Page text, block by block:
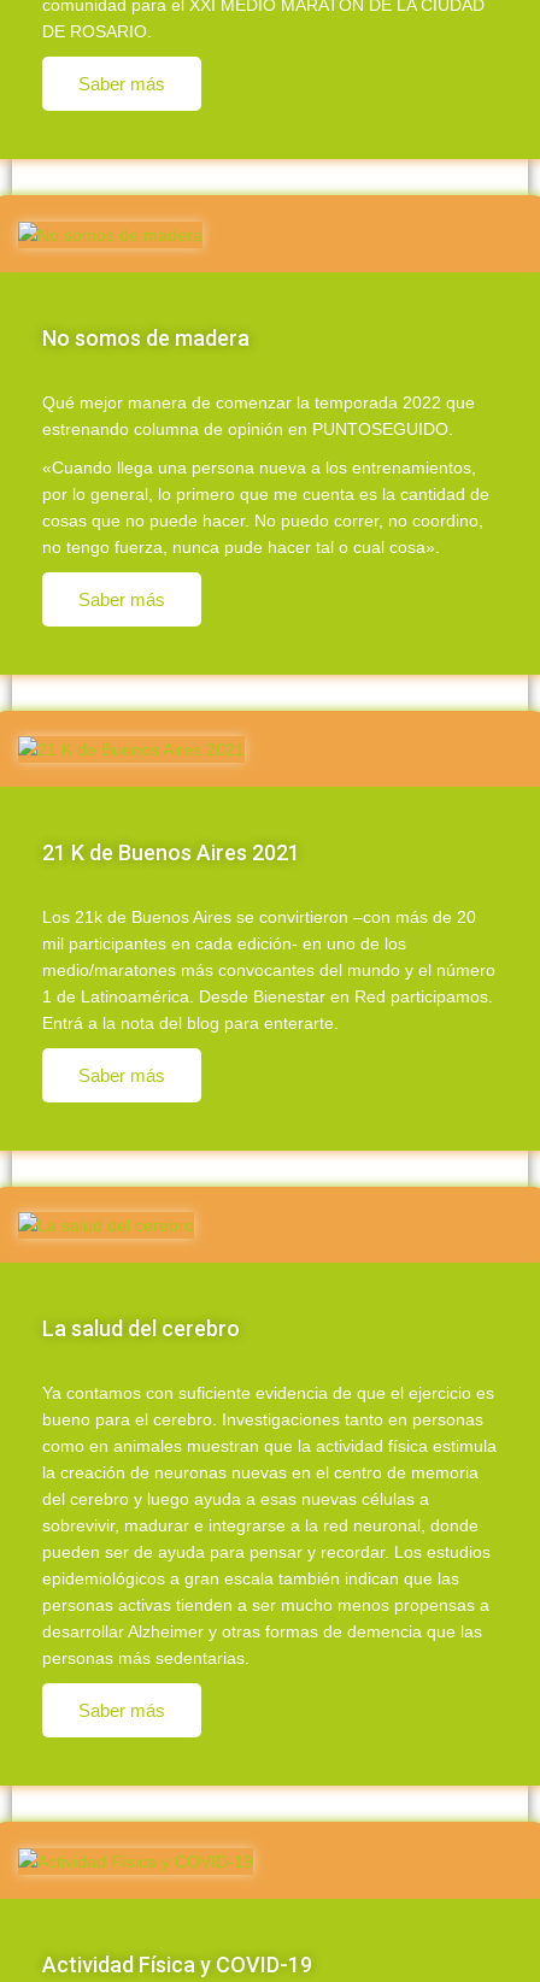
comunidad para el XXI MEDIO MARATÓN DE LA CIUDAD
DE ROSARIO.
Saber más
No somos de madera
Qué mejor manera de comenzar la temporada 2022 que
estrenando columna de opinión en PUNTOSEGUIDO.
«Cuando llega una persona nueva a los entrenamientos,
por lo general, lo primero que me cuenta es la cantidad de
cosas que no puede hacer. No puedo correr, no coordino,
no tengo fuerza, nunca pude hacer tal o cual cosa».
Saber más
21 K de Buenos Aires 2021
Los 21k de Buenos Aires se convirtieron –con más de 20
mil participantes en cada edición- en uno de los
medio/maratones más convocantes del mundo y el número
1 de Latinoamérica. Desde Bienestar en Red participamos.
Entrá a la nota del blog para enterarte.
Saber más
La salud del cerebro
Ya contamos con suficiente evidencia de que el ejercicio es
bueno para el cerebro. Investigaciones tanto en personas
como en animales muestran que la actividad física estimula
la creación de neuronas nuevas en el centro de memoria
del cerebro y luego ayuda a esas nuevas células a
sobrevivir, madurar e integrarse a la red neuronal, donde
pueden ser de ayuda para pensar y recordar. Los estudios
epidemiológicos a gran escala también indican que las
personas activas tienden a ser mucho menos propensas a
desarrollar Alzheimer y otras formas de demencia que las
personas más sedentarias.
Saber más
Actividad Física y COVID-19